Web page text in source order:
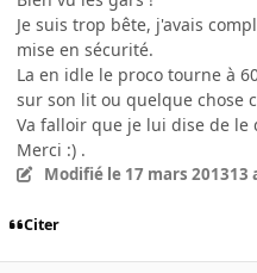
Je suis trop bête, j'avais
mise en sécurité.
La en idle le proco tourne à
sur son lit ou quelque chose
Va falloir que je lui dise de le
Merci :) .
Modifié le 17 mars 201313
Citer